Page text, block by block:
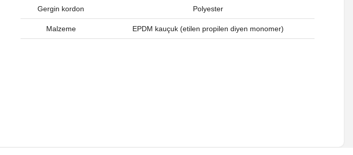
Gergin kordon Polyester
Malzeme EPDM kauçuk (etilen propilen diyen monomer)